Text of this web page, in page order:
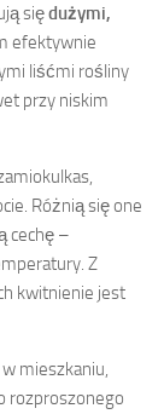
siędużymi,
efektywnie
liśćmi rośliny
przy niskim
Różnią się one
cechę –
Z
kwitnienie jest
mieszkaniu,
rozproszonego